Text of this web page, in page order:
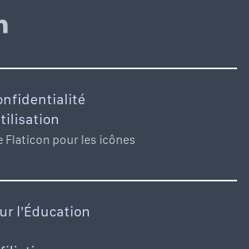
Flaticon pour les icônes
l'Éducation